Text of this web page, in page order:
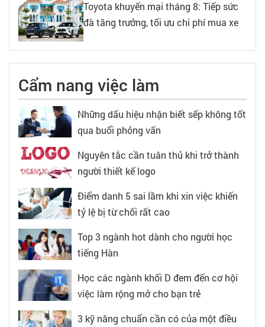
Toyota khuyến mại tháng 8: Tiếp sức
đà tăng trưởng, tối ưu chi phí mua xe
Cẩm nang việc làm
Những dấu hiệu nhận biết sếp không tốt
qua buổi phỏng vấn
Nguyên tắc cần tuân thủ khi trở thành
người thiết kế logo
Điểm danh 5 sai lầm khi xin việc khiến
tỷ lệ bị từ chối rất cao
Top 3 ngành hot dành cho người học
tiếng Hàn
Học các ngành khối D đem đến cơ hội
việc làm rộng mở cho bạn trẻ
3 kỹ năng chuẩn cần có của một điều